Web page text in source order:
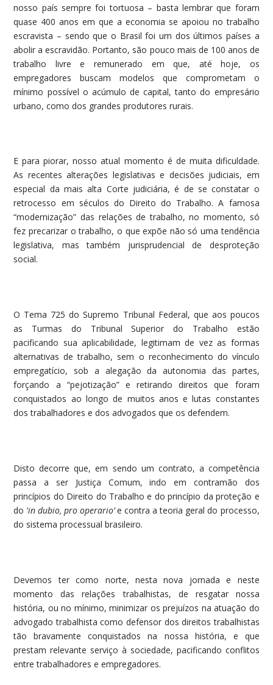
nosso país sempre foi tortuosa – basta lembrar que foram
quase 400 anos em que a economia se apoiou no trabalho
escravista – sendo que o Brasil foi um dos últimos países a
abolir a escravidão. Portanto, são pouco mais de 100 anos de
trabalho livre e remunerado em que, até hoje, os
empregadores buscam modelos que comprometam o
mínimo possível o acúmulo de capital, tanto do empresário
urbano, como dos grandes produtores rurais.
E para piorar, nosso atual momento é de muita dificuldade.
As recentes alterações legislativas e decisões judiciais, em
especial da mais alta Corte judiciária, é de se constatar o
retrocesso em séculos do Direito do Trabalho. A famosa
“modernização” das relações de trabalho, no momento, só
fez precarizar o trabalho, o que expõe não só uma tendência
legislativa, mas também jurisprudencial de desproteção
social.
O Tema 725 do Supremo Tribunal Federal, que aos poucos
as Turmas do Tribunal Superior do Trabalho estão
pacificando sua aplicabilidade, legitimam de vez as formas
alternativas de trabalho, sem o reconhecimento do vínculo
empregatício, sob a alegação da autonomia das partes,
forçando a “pejotização” e retirando direitos que foram
conquistados ao longo de muitos anos e lutas constantes
dos trabalhadores e dos advogados que os defendem.
Disto decorre que, em sendo um contrato, a competência
passa a ser Justiça Comum, indo em contramão dos
princípios do Direito do Trabalho e do princípio da proteção e
do ‘in dubio, pro operario’e contra a teoria geral do processo,
do sistema processual brasileiro.
Devemos ter como norte, nesta nova jornada e neste
momento das relações trabalhistas, de resgatar nossa
história, ou no mínimo, minimizar os prejuízos na atuação do
advogado trabalhista como defensor dos direitos trabalhistas
tão bravamente conquistados na nossa história, e que
prestam relevante serviço à sociedade, pacificando conflitos
entre trabalhadores e empregadores.